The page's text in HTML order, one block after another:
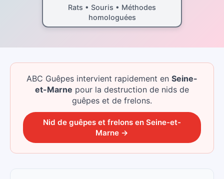
Rats • Souris • Méthodes
homologuées
ABC Guêpes intervient rapidement en Seine-
et-Marne pour la destruction de nids de
guêpes et de frelons.
Nid de guêpes et frelons en Seine-et-
Marne →